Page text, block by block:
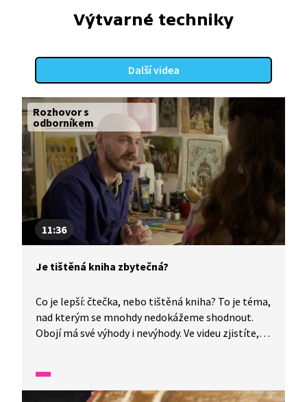
knížek a řadu omalovánek.
Výtvarné techniky
Další videa
Rozhovor s
odborníkem
11:36
Je tištěná kniha zbytečná?
Co je lepší: čtečka, nebo tištěná kniha? To je téma,
nad kterým se mnohdy nedokážeme shodnout.
Obojí má své výhody i nevýhody. Ve videu zjistíte,
nakladatelka Karolína Voňková a ilustrátor Filip